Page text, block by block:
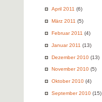
April 2011 (6)
März 2011 (5)
Februar 2011 (4)
Januar 2011 (13)
Dezember 2010 (13)
November 2010 (5)
Oktober 2010 (4)
September 2010 (15)